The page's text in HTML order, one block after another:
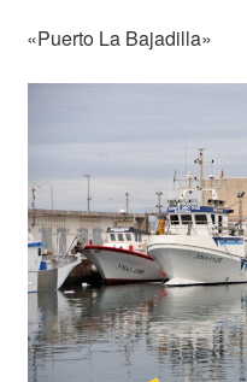
«Puerto La Bajadilla»